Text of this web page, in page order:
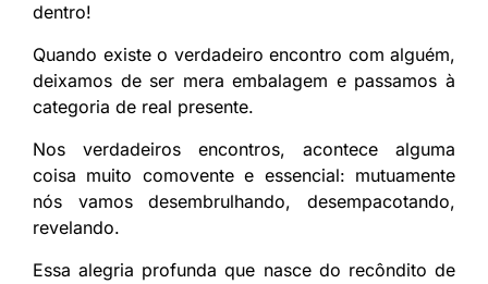
dentro!
Quando existe o verdadeiro encontro com alguém,
deixamos de ser mera embalagem e passamos à
categoria de real presente.
Nos verdadeiros encontros, acontece alguma
coisa muito comovente e essencial: mutuamente
nós vamos desembrulhando, desempacotando,
revelando.
Essa alegria profunda que nasce do recôndito de